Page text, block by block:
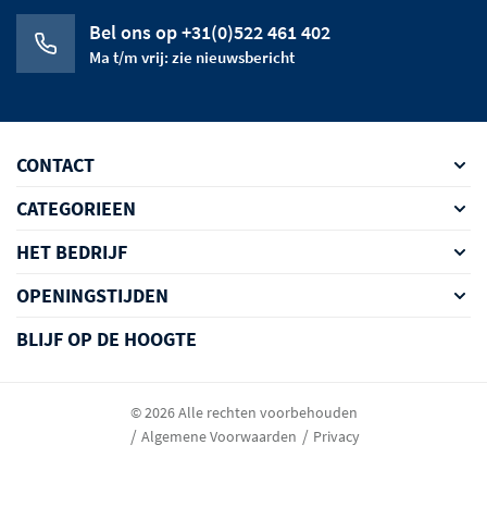
Bel ons op +31(0)522 461 402
Ma t/m vrij: zie nieuwsbericht
CONTACT
CATEGORIEEN
HET BEDRIJF
OPENINGSTIJDEN
BLIJF OP DE HOOGTE
© 2026 Alle rechten voorbehouden
Algemene Voorwaarden
Privacy